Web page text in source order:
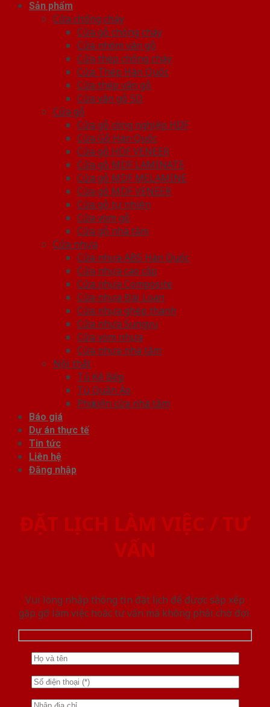
Sản phẩm
Cửa chống cháy
Cửa gỗ chống cháy
Cửa nhôm vân gỗ
Cửa thép chống cháy
Cửa Thép Hàn Quốc
Cửa thép vân gỗ
Cửa vân gỗ 5D
Cửa gỗ
Cửa gỗ công nghiệp HDF
Cửa Gỗ Hàn Quốc
Cửa gỗ HDF VENEER
Cửa gỗ MDF LAMINATE
Cửa gỗ MDF MELAMINE
Cửa gỗ MDF VENEER
Cửa gỗ tự nhiên
Cửa vòm gỗ
Cửa gỗ nhà tắm
Cửa nhựa
Cửa nhựa ABS Hàn Quốc
Cửa nhựa cao cấp
Cửa nhựa Composite
Cửa nhựa Đài Loan
Cửa nhựa ghép thanh
Cửa nhựa Sungyu
Cửa vòm nhựa
Cửa nhựa nhà tắm
Nội thất
Tủ Kệ Bếp
Tủ Quần Áo
Phụ kiện cửa nhà tắm
Báo giá
Dự án thực tế
Tin tức
Liên hệ
Đăng nhập
ĐẶT LỊCH LÀM VIỆC / TƯ
VẤN
Vui lòng nhập thông tin đặt lịch để được sắp xếp
gặp gỡ làm việc hoăc tư vấn mà không phải chờ đợi.